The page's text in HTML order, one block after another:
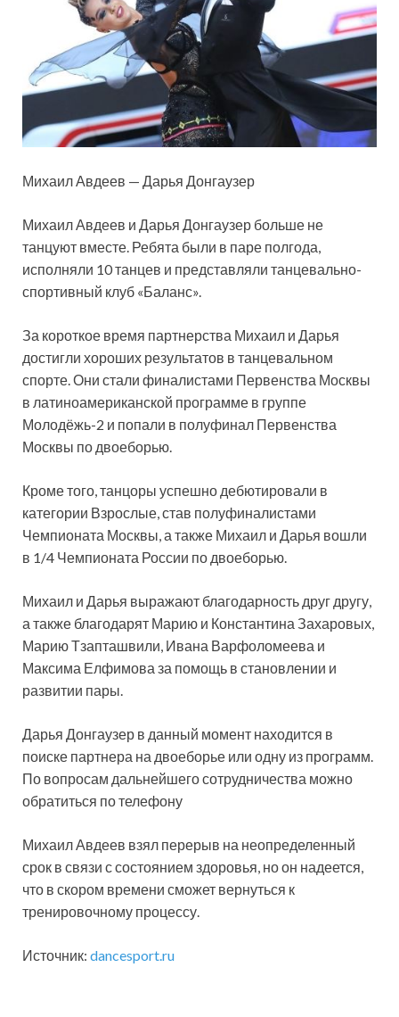
Михаил Авдеев — Дарья Донгаузер
Михаил Авдеев и Дарья Донгаузер больше не
танцуют вместе. Ребята были в паре полгода,
исполняли 10 танцев и представляли танцевально-
спортивный клуб «Баланс».
За короткое время партнерства Михаил и Дарья
достигли хороших результатов в танцевальном
спорте. Они стали финалистами Первенства Москвы
в латиноамериканской программе в группе
Молодёжь-2 и попали в полуфинал Первенства
Москвы по двоеборью.
Кроме того, танцоры успешно дебютировали в
категории Взрослые, став полуфиналистами
Чемпионата Москвы, а также Михаил и Дарья вошли
в 1/4 Чемпионата России по двоеборью.
Михаил и Дарья выражают благодарность друг другу,
а также благодарят Марию и Константина Захаровых,
Марию Тзапташвили, Ивана Варфоломеева и
Максима Елфимова за помощь в становлении и
развитии пары.
Дарья Донгаузер в данный момент находится в
поиске партнера на двоеборье или одну из программ.
По вопросам дальнейшего сотрудничества можно
обратиться по телефону
Михаил Авдеев взял перерыв на неопределенный
срок в связи с состоянием здоровья, но он надеется,
что в скором времени сможет вернуться к
тренировочному процессу.
Источник: dancesport.ru